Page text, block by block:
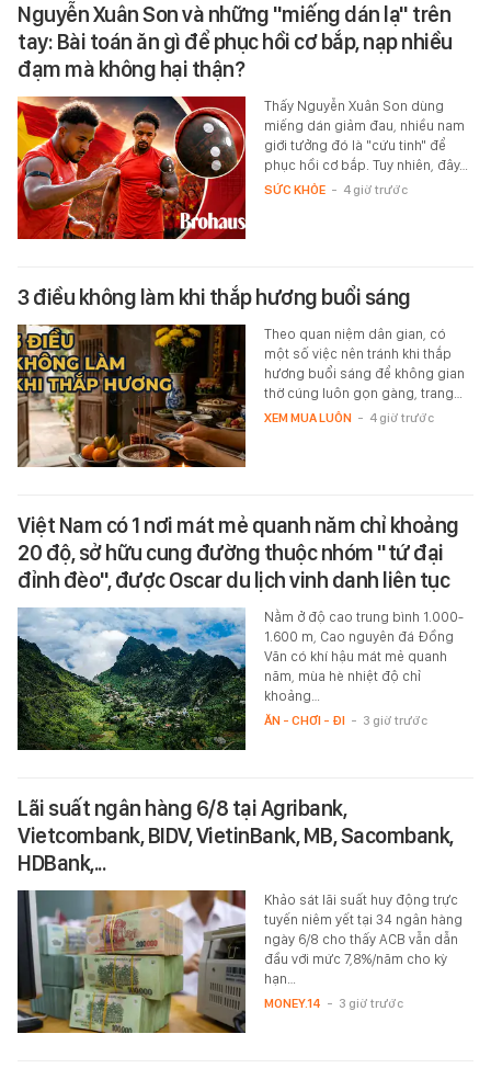
Nguyễn Xuân Son và những "miếng dán lạ" trên
tay: Bài toán ăn gì để phục hồi cơ bắp, nạp nhiều
đạm mà không hại thận?
Thấy Nguyễn Xuân Son dùng
miếng dán giảm đau, nhiều nam
giới tưởng đó là "cứu tinh" để
phục hồi cơ bắp. Tuy nhiên, đây…
SỨC KHỎE - 4 giờ trước
3 điều không làm khi thắp hương buổi sáng
Theo quan niệm dân gian, có
một số việc nên tránh khi thắp
hương buổi sáng để không gian
thờ cúng luôn gọn gàng, trang…
XEM MUA LUÔN - 4 giờ trước
Việt Nam có 1 nơi mát mẻ quanh năm chỉ khoảng
20 độ, sở hữu cung đường thuộc nhóm "tứ đại
đỉnh đèo", được Oscar du lịch vinh danh liên tục
Nằm ở độ cao trung bình 1.000-
1.600 m, Cao nguyên đá Đồng
Văn có khí hậu mát mẻ quanh
năm, mùa hè nhiệt độ chỉ
khoảng…
ĂN - CHƠI - ĐI - 3 giờ trước
Lãi suất ngân hàng 6/8 tại Agribank,
Vietcombank, BIDV, VietinBank, MB, Sacombank,
HDBank,...
Khảo sát lãi suất huy động trực
tuyến niêm yết tại 34 ngân hàng
ngày 6/8 cho thấy ACB vẫn dẫn
đầu với mức 7,8%/năm cho kỳ
hạn…
MONEY.14 - 3 giờ trước